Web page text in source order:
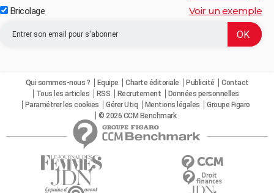
Bricolage Voir un exemple
Qui sommes-nous ? Equipe Charte éditoriale Publicité
Contact
Tous les articles
RSS Recrutement
Données personnelles
Paramétrer les cookies
Gérer Utiq Mentions légales
Groupe Figaro
© 2026 CCM Benchmark